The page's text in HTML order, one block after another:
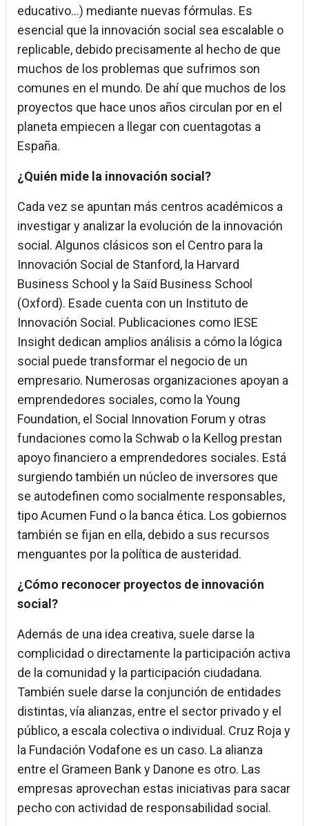
educativo...) mediante nuevas fórmulas. Es
esencial que la innovación social sea escalable o
replicable, debido precisamente al hecho de que
muchos de los problemas que sufrimos son
comunes en el mundo. De ahí que muchos de los
proyectos que hace unos años circulan por en el
planeta empiecen a llegar con cuentagotas a
España.
¿Quién mide la innovación social?
Cada vez se apuntan más centros académicos a
investigar y analizar la evolución de la innovación
social. Algunos clásicos son el Centro para la
Innovación Social de Stanford, la Harvard
Business School y la Saïd Business School
(Oxford). Esade cuenta con un Instituto de
Innovación Social. Publicaciones como IESE
Insight dedican amplios análisis a cómo la lógica
social puede transformar el negocio de un
empresario. Numerosas organizaciones apoyan a
emprendedores sociales, como la Young
Foundation, el Social Innovation Forum y otras
fundaciones como la Schwab o la Kellog prestan
apoyo financiero a emprendedores sociales. Está
surgiendo también un núcleo de inversores que
se autodefinen como socialmente responsables,
tipo Acumen Fund o la banca ética. Los gobiernos
también se fijan en ella, debido a sus recursos
menguantes por la política de austeridad.
¿Cómo reconocer proyectos de innovación
social?
Además de una idea creativa, suele darse la
complicidad o directamente la participación activa
de la comunidad y la participación ciudadana.
También suele darse la conjunción de entidades
distintas, vía alianzas, entre el sector privado y el
público, a escala colectiva o individual. Cruz Roja y
la Fundación Vodafone es un caso. La alianza
entre el Grameen Bank y Danone es otro. Las
empresas aprovechan estas iniciativas para sacar
pecho con actividad de responsabilidad social.